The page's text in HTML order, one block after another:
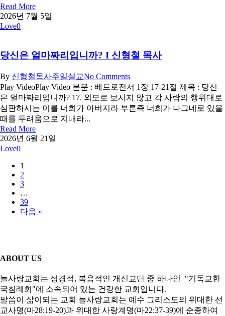
Read More
2026년 7월 5일
Love0
당신은 얼마짜리입니까? I 신형철 목사
By 신형철목사주일설교No Comments
Play VideoPlay Video 본문 : 베드로전서 1장 17-21절 제목 : 당신
은 얼마짜리입니까? 17. 외모로 보시지 않고 각 사람의 행위대로
심판하시는 이를 너희가 아버지라 부른즉 너희가 나그네로 있을
때를 두려움으로 지내라...
Read More
2026년 6월 21일
Love0
1
2
3
…
39
다음 »
ABOUT US
늘사랑교회는 성경적, 복음적인 개신교단 중 하나인 "기독교한
국침례회"에 소속되어 있는 건강한 교회입니다.
말씀이 삶이되는 교회 늘사랑교회는 예수 그리스도의 위대한 선
교사명(마28:19-20)과 위대한 사랑계명(마22:37-39)에 순종하여